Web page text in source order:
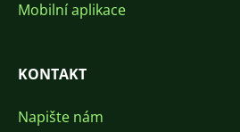
Mobilní aplikace
KONTAKT
Napište nám